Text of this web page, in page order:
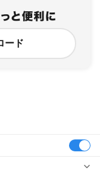
ード